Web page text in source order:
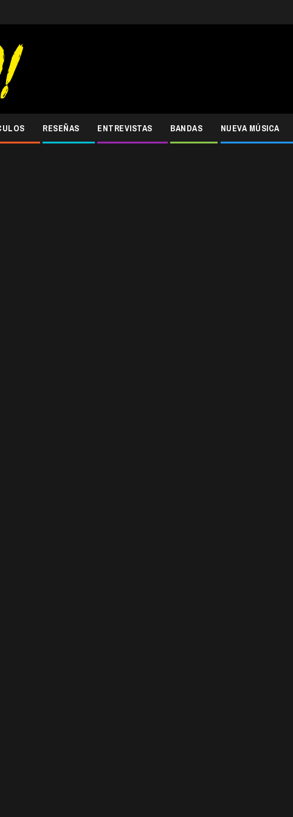
RESEÑAS ENTREVISTAS BANDAS NUEVA MÚSICA